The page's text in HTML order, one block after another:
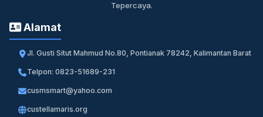
Tepercaya.
Alamat
Jl. Gusti Situt Mahmud No.80, Pontianak 78242, Kalimantan Barat
Telpon: 0823-51689-231
cusmsmart@yahoo.com
custellamaris.org